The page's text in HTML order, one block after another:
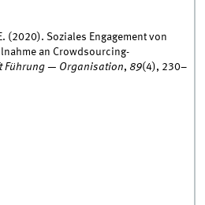
(2020). Soziales Engagement von
an Crowdsourcing-
Führung — Organisation, 89(4), 230–